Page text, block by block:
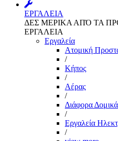
ΕΡΓΑΛΕΙΑ
ΔΕΣ ΜΕΡΙΚΑ ΑΠΌ ΤΑ
ΕΡΓΑΛΕΙΑ
Εργαλεία
Aτομική
/
Kήπος
/
Αέρας
/
Διάφορα
/
Εργαλεία
/